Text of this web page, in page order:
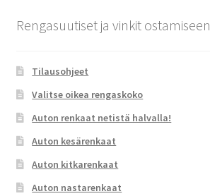
Rengasuutiset ja vinkit ostamiseen
Tilausohjeet
Valitse oikea rengaskoko
Auton renkaat netistä halvalla!
Auton kesärenkaat
Auton kitkarenkaat
Auton nastarenkaat